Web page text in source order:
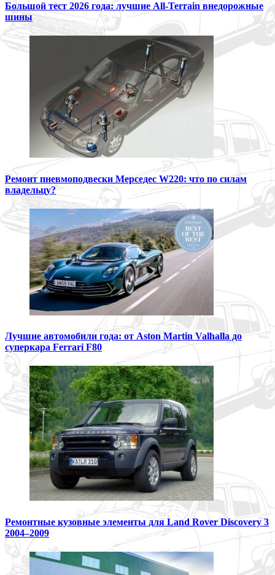
Большой тест 2026 года: лучшие All-Terrain внедорожные
шины
Ремонт пневмоподвески Мерседес W220: что по силам
владельцу?
Лучшие автомобили года: от Aston Martin Valhalla до
суперкара Ferrari F80
Ремонтные кузовные элементы для Land Rover Discovery 3
2004–2009